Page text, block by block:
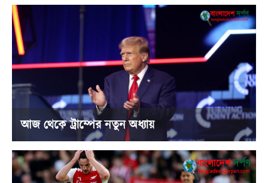
আজ থেকে ট্রাম্পের নতুন অধ্যায়